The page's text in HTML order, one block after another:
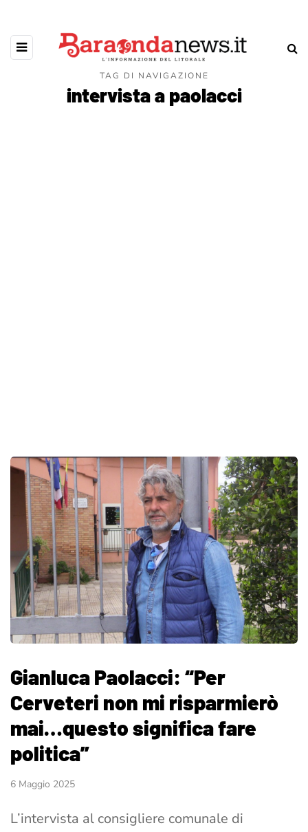
TAG DI NAVIGAZIONE
intervista a paolacci
Gianluca Paolacci: “Per
Cerveteri non mi risparmierò
mai…questo significa fare
politica”
6 Maggio 2025
L’intervista al consigliere comunale di